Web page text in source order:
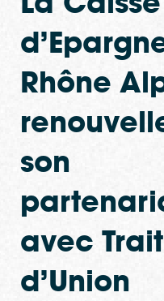
Rhône
son
avec Trait
d’Union